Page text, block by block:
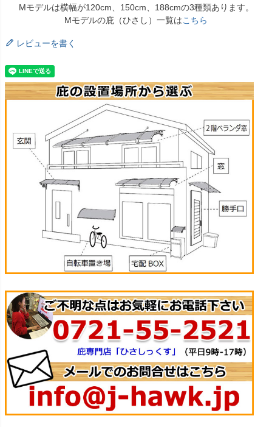
Mモデルは横幅が120cm、150cm、188cmの3種類あります。
Mモデルの庇（ひさし）一覧はこちら
レビューを書く